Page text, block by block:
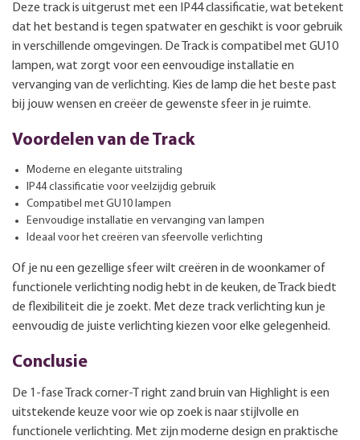
Deze track is uitgerust met een IP44 classificatie, wat betekent
dat het bestand is tegen spatwater en geschikt is voor gebruik
in verschillende omgevingen. De Track is compatibel met GU10
lampen, wat zorgt voor een eenvoudige installatie en
vervanging van de verlichting. Kies de lamp die het beste past
bij jouw wensen en creëer de gewenste sfeer in je ruimte.
Voordelen van de Track
Moderne en elegante uitstraling
IP44 classificatie voor veelzijdig gebruik
Compatibel met GU10 lampen
Eenvoudige installatie en vervanging van lampen
Ideaal voor het creëren van sfeervolle verlichting
Of je nu een gezellige sfeer wilt creëren in de woonkamer of
functionele verlichting nodig hebt in de keuken, de Track biedt
de flexibiliteit die je zoekt. Met deze track verlichting kun je
eenvoudig de juiste verlichting kiezen voor elke gelegenheid.
Conclusie
De 1-fase Track corner-T right zand bruin van Highlight is een
uitstekende keuze voor wie op zoek is naar stijlvolle en
functionele verlichting. Met zijn moderne design en praktische